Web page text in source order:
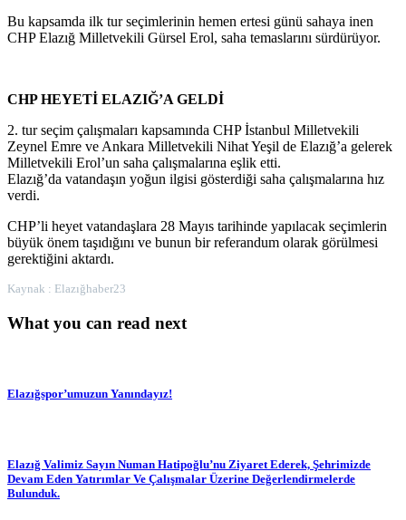
Bu kapsamda ilk tur seçimlerinin hemen ertesi günü sahaya inen
CHP Elazığ Milletvekili Gürsel Erol, saha temaslarını sürdürüyor.
CHP HEYETİ ELAZIĞ’A GELDİ
2. tur seçim çalışmaları kapsamında CHP İstanbul Milletvekili
Zeynel Emre ve Ankara Milletvekili Nihat Yeşil de Elazığ’a gelerek
Milletvekili Erol’un saha çalışmalarına eşlik etti.
Elazığ’da vatandaşın yoğun ilgisi gösterdiği saha çalışmalarına hız
verdi.
CHP’li heyet vatandaşlara 28 Mayıs tarihinde yapılacak seçimlerin
büyük önem taşıdığını ve bunun bir referandum olarak görülmesi
gerektiğini aktardı.
Kaynak : Elazığhaber23
What you can read next
Elazığspor’umuzun Yanındayız!
Elazığ Valimiz Sayın Numan Hatipoğlu’nu Ziyaret Ederek, Şehrimizde
Devam Eden Yatırımlar Ve Çalışmalar Üzerine Değerlendirmelerde
Bulunduk.